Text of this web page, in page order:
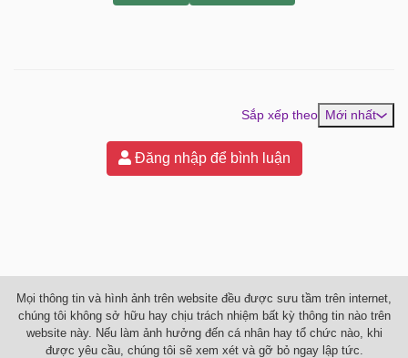
Sắp xếp theo Mới nhất
Đăng nhập để bình luận
Mọi thông tin và hình ảnh trên website đều được sưu tầm trên internet,
chúng tôi không sở hữu hay chịu trách nhiệm bất kỳ thông tin nào trên
website này. Nếu làm ảnh hưởng đến cá nhân hay tổ chức nào, khi
được yêu cầu, chúng tôi sẽ xem xét và gỡ bỏ ngay lập tức.